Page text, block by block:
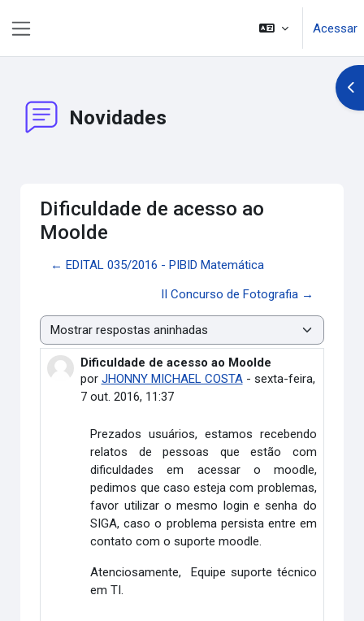
Acessar
Novidades
Dificuldade de acesso ao
Moolde
← EDITAL 035/2016 - PIBID Matemática
II Concurso de Fotografia →
Modo de visualização
Dificuldade de acesso ao Moolde
por JHONNY MICHAEL COSTA- sexta-feira,
7 out. 2016, 11:37
Número de respostas: 0
Prezados usuários, estamos recebendo
relatos de pessoas que estão com
dificuldades em acessar o moodle,
pedimos que caso esteja com problemas,
favor utilizar o mesmo login e senha do
SIGA, caso o problema persista entre em
contato com o suporte moodle.
Atenciosamente, Equipe suporte técnico
em TI.